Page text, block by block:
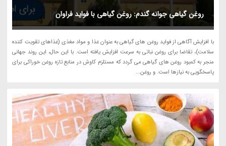
روغن گیاهی جوانه گندم: روغن گیاهی با فواید فراوان
با افزایش آگاهی از فواید روغن های گیاهی به عنوان غذا و مواد مغذی (غذاهای تقویت کننده
سلامت)، تقاضا برای روغن نباتی به سرعت افزایش یافته است. با این حال، این روند جهانی
منجر به کمبود روغن های گیاهی می گردد که مستلزم کاوش در منابع تازه روغن خوراکی برای
پاسخگویی به نیازها است. و روغن...